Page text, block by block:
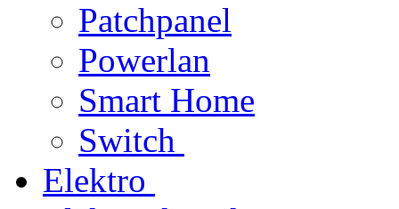
Patchpanel
Powerlan
Smart Home
Switch
Elektro